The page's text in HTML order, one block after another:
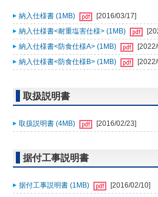
納入仕様書 (1MB)
[2016/03/17]
納入仕様書<耐重塩害仕様> (1MB)
納入仕様書<防食仕様A> (1MB)
納入仕様書<防食仕様B> (1MB)
取扱説明書
取扱説明書 (4MB) [2016/02/23]
据付工事説明書
据付工事説明書 (1MB) [2016/02/10]